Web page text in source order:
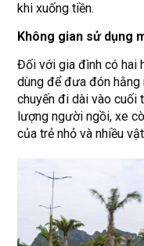
khi xuống tiền.
Không gian sử dụng
Đối với gia đình có hai
dùng để đưa đón hằng
chuyến đi dài vào cuối
lượng người ngồi, xe
của trẻ nhỏ và nhiều